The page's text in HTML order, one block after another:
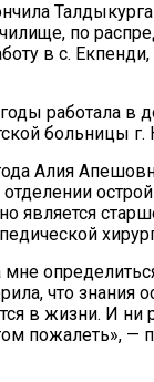
по
в с.
работала в
больницы г.
Алия
является
что знания
в жизни. И ни
пожалеть», —